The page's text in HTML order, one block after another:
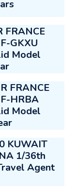
FRANCE
GKXU
Model
FRANCE
HRBA
Model
KUWAIT
1/36th
Agent